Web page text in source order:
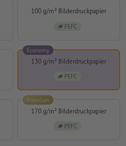
100 g/m² Bilderdruckpapier
PEFC
130 g/m² Bilderdruckpapier
PEFC
Economy
170 g/m² Bilderdruckpapier
PEFC
Premium